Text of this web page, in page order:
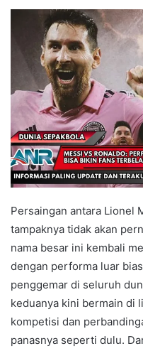
Persaingan antara Lionel
tampaknya tidak akan
nama besar ini kembali
dengan performa luar
penggemar di seluruh
keduanya kini bermain di
kompetisi dan
panasnya seperti dulu.